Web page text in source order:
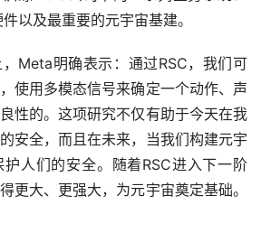
以及最重要的元宇宙基建。
Meta明确表示：通过RSC，我们可
使用多模态信号来确定一个动作、声
性的。这项研究不仅有助于今天在我
安全，而且在未来，当我们构建元宇
人们的安全。随着RSC进入下一阶
更大、更强大，为元宇宙奠定基础。